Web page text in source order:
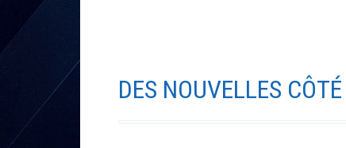
DES NOUVELLES